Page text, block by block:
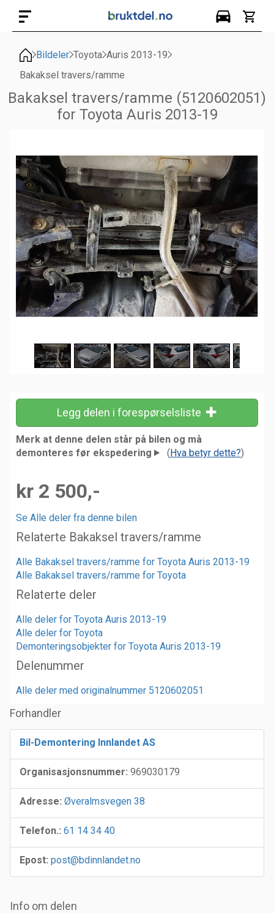
Bildeler Toyota Auris 2013-19
Bakaksel travers/ramme
Bakaksel travers/ramme (5120602051)
for Toyota Auris 2013-19
Legg delen i forespørselsliste
Merk at denne delen står på bilen og må
demonteres før ekspedering
(Hva betyr dette?)
kr 2 500,-
Se Alle deler fra denne bilen
Relaterte Bakaksel travers/ramme
Alle Bakaksel travers/ramme for Toyota Auris 2013-19
Alle Bakaksel travers/ramme for Toyota
Relaterte deler
Alle deler for Toyota Auris 2013-19
Alle deler for Toyota
Demonteringsobjekter for Toyota Auris 2013-19
Delenummer
Alle deler med originalnummer 5120602051
Forhandler
Bil-Demontering Innlandet AS
Organisasjonsnummer: 969030179
Adresse: Øveralmsvegen 38
Telefon.: 61 14 34 40
Epost: post@bdinnlandet.no
Info om delen